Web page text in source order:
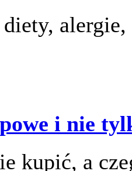
diety,
i nie
kupić, a